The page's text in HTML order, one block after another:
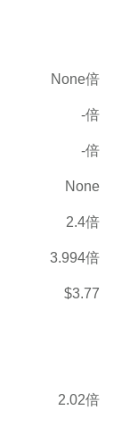
None倍
-倍
-倍
None
2.4倍
3.994倍
$3.77
2.02倍